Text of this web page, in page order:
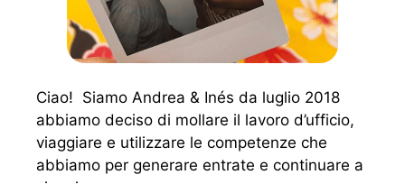
Ciao! Siamo Andrea & Inés da luglio 2018
abbiamo deciso di mollare il lavoro d’ufficio,
viaggiare e utilizzare le competenze che
abbiamo per generare entrate e continuare a